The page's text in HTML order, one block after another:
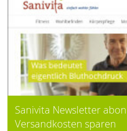
Sanivita Newsletter
Versandkosten sparen